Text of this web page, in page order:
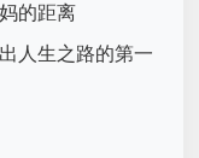
的距离
人生之路的第一